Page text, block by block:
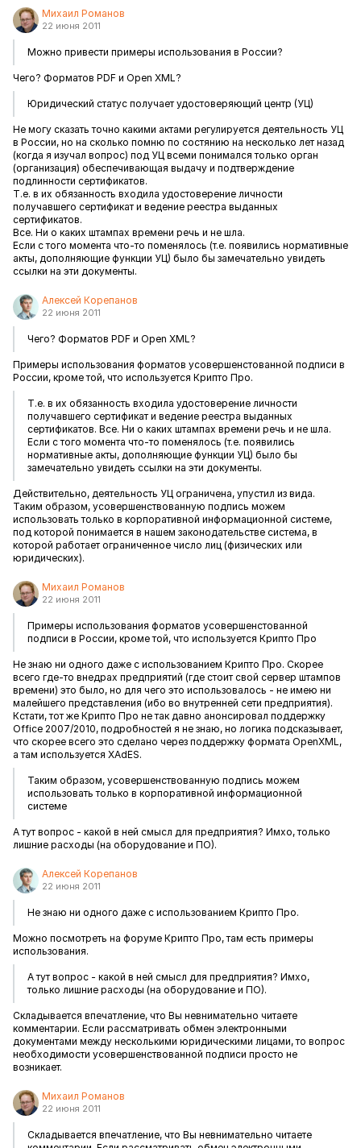
Михаил Романов
22 июня 2011
Можно привести примеры использования в России?
Чего? Форматов PDF и Open XML?
Юридический статус получает удостоверяющий центр (УЦ)
Не могу сказать точно какими актами регулируется деятельность УЦ
в России, но на сколько помню по состянию на несколько лет назад
(когда я изучал вопрос) под УЦ всеми понимался только орган
(организация) обеспечивающая выдачу и подтверждение
подлинности сертификатов.
Т.е. в их обязанность входила удостоверение личности
получавшего сертификат и ведение реестра выданных
сертификатов.
Все. Ни о каких штампах времени речь и не шла.
Если с того момента что-то поменялось (т.е. появились нормативные
акты, дополняющие функции УЦ) было бы замечательно увидеть
ссылки на эти документы.
Алексей Корепанов
22 июня 2011
Чего? Форматов PDF и Open XML?
Примеры использования форматов усовершенстованной подписи в
России, кроме той, что используется Крипто Про.
Т.е. в их обязанность входила удостоверение личности
получавшего сертификат и ведение реестра выданных
сертификатов. Все. Ни о каких штампах времени речь и не шла.
Если с того момента что-то поменялось (т.е. появились
нормативные акты, дополняющие функции УЦ) было бы
замечательно увидеть ссылки на эти документы.
Действительно, деятельность УЦ ограничена, упустил из вида.
Таким образом, усовершенствованную подпись можем
использовать только в корпоративной информационной системе,
под которой понимается в нашем законодательстве система, в
которой работает ограниченное число лиц (физических или
юридических).
Михаил Романов
22 июня 2011
Примеры использования форматов усовершенстованной
подписи в России, кроме той, что используется Крипто Про
Не знаю ни одного даже с использованием Крипто Про. Скорее
всего где-то внедрах предприятий (где стоит свой сервер штампов
времени) это было, но для чего это использовалось - не имею ни
малейшего представления (ибо во внутренней сети предприятия).
Кстати, тот же Крипто Про не так давно анонсировал поддержку
Office 2007/2010, подробностей я не знаю, но логика подсказывает,
что скорее всего это сделано через поддержку формата OpenXML,
а там используется XAdES.
Таким образом, усовершенствованную подпись можем
использовать только в корпоративной информационной
системе
А тут вопрос - какой в ней смысл для предприятия? Имхо, только
лишние расходы (на оборудование и ПО).
Алексей Корепанов
22 июня 2011
Не знаю ни одного даже с использованием Крипто Про.
Можно посмотреть на форуме Крипто Про, там есть примеры
использования.
А тут вопрос - какой в ней смысл для предприятия? Имхо,
только лишние расходы (на оборудование и ПО).
Складывается впечатление, что Вы невнимательно читаете
комментарии. Если рассматривать обмен электронными
документами между несколькими юридическими лицами, то вопрос
необходимости усовершенствованной подписи просто не
возникает.
Михаил Романов
22 июня 2011
Складывается впечатление, что Вы невнимательно читаете